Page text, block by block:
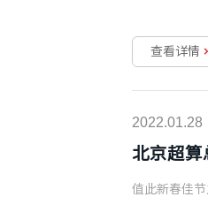
查看详情
2022.01.28
北京超算
值此新春佳